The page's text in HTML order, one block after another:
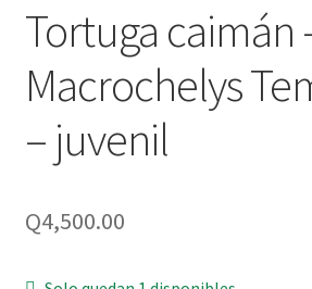
Tortuga caimán
Macrochelys
– juvenil
Q4,500.00